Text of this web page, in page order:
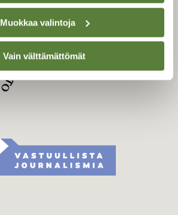
Muokkaa valintoja
Vain välttämättömät
SUOMEN LUONNON­
SUOJELU­LIITTO
Suomen Luonto -lehden
kustantaja on